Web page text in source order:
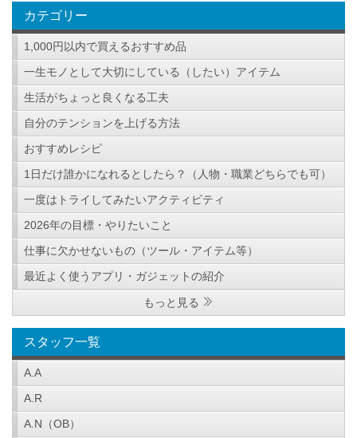
カテゴリー
1,000円以内で買えるおすすめ品
一生モノとして大切にしている（したい）アイテム
生活がちょっと良くなる工夫
自分のテンションを上げる方法
おすすめレシピ
1日だけ誰かになれるとしたら？（人物・職業どちらでも可）
一度はトライしてみたいアクティビティ
2026年の目標・やりたいこと
仕事に欠かせないもの（ツール・アイテム等）
最近よく使うアプリ・ガジェットの紹介
もっと見る
スタッフ一覧
A.A
A.R
A.N（OB）